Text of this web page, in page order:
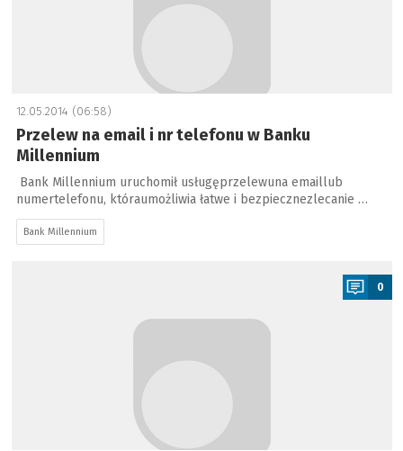
12.05.2014 (06:58)
Przelew na email i nr telefonu w Banku
Millennium
Bank Millennium uruchomił usługęprzelewuna emaillub
numertelefonu, któraumożliwia łatwe i bezpiecznezlecanie …
Bank Millennium
0